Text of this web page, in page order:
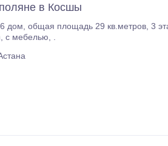
в Косшы
коммунальные услуги, кухня отдельно, ремонт средний, с мебелью, .